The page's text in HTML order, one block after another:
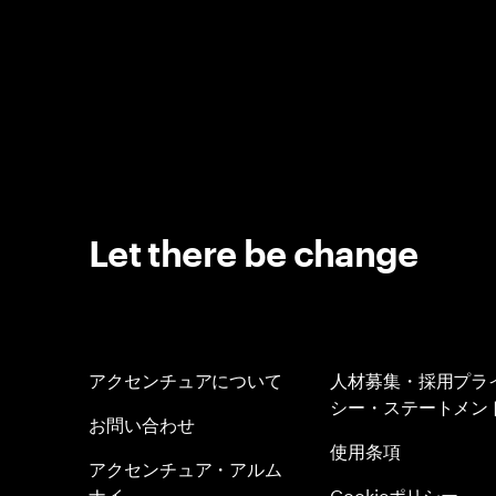
Let there be change
アクセンチュアについて
お問い合わせ
アクセンチュア・アルム
人材募集・採用プラ
シー・ステートメン
使用条項